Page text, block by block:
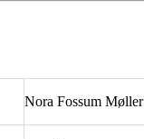
Nora Fossum Møller